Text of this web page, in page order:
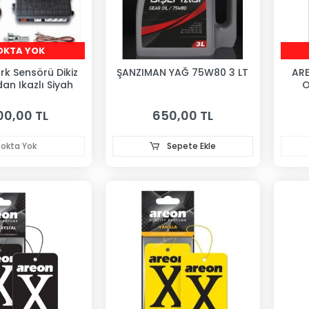
YOK
Sensörü Dikiz
Ikazlı Siyah
TL
Yok
ŞANZIMAN YAĞ 75W80 3 LT
650,00 TL
Sepete Ekle